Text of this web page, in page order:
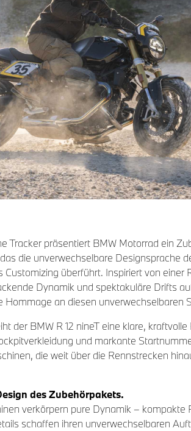
Tracker präsentiert BMW Motorrad ein
das die unverwechselbare Designsprache
Customizing überführt. Inspiriert von einer
Dynamik und spektakuläre Drifts
Hommage an diesen unverwechselbaren
der BMW R 12 nineT eine klare,
und markante
die weit über die Rennstrecken
des Zubehörpakets.
verkörpern pure Dynamik – kompakte
schaffen ihren unverwechselbaren